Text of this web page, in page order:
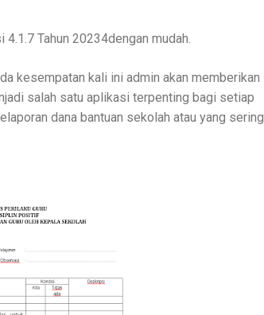
Tahun 20234dengan mudah.
kesempatan kali ini admin akan memberikan
salah satu aplikasi terpenting bagi setiap
dana bantuan sekolah atau yang sering